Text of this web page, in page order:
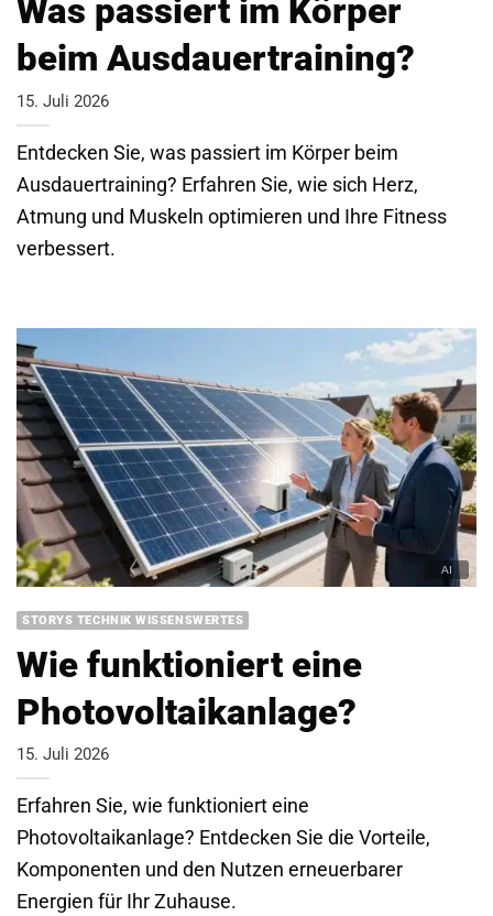
Was passiert im Körper
beim Ausdauertraining?
15. Juli 2026
Entdecken Sie, was passiert im Körper beim
Ausdauertraining? Erfahren Sie, wie sich Herz,
Atmung und Muskeln optimieren und Ihre Fitness
verbessert.
STORYS TECHNIK WISSENSWERTES
Wie funktioniert eine
Photovoltaikanlage?
15. Juli 2026
Erfahren Sie, wie funktioniert eine
Photovoltaikanlage? Entdecken Sie die Vorteile,
Komponenten und den Nutzen erneuerbarer
Energien für Ihr Zuhause.